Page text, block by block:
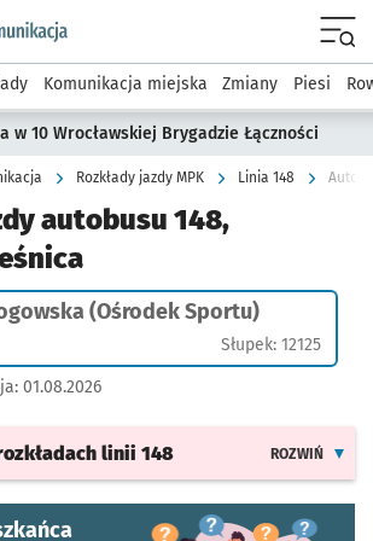
wroclaw.pl podserwis: Komunikacja
Komunikacja miejska Zmiany Piesi
w 10 Wrocławskiej Brygadzie Łączności
Rozkłady jazdy MPK Linia 148
autobusu 148,
(Ośrodek Sportu)
Słupek: 12125
01.08.2026
linii 148 ROZWIŃ